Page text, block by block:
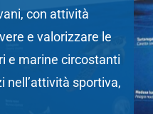
con attività
e valorizzare le
e marinecircostanti
nell’attività sportiva,